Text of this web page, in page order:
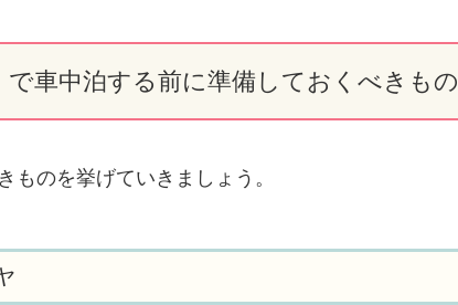
車中泊する前に準備しておくべきもの
ものを挙げていきましょう。